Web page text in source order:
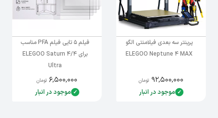
پرینتر سه بعدی فیلامنتی الگو
ELEGOO Neptune 4 MAX
موجود در انبار
۹۲,۵۰۰,۰۰۰ تومان
فیلم 5 تایی فیلم PFA مناسب
برای ELEGOO Saturn 4/4
Ultra
موجود در انبار
۶,۵۰۰,۰۰۰ تومان